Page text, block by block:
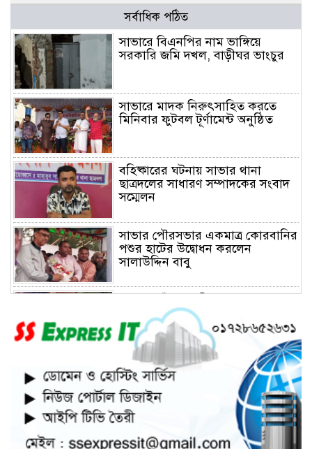
সর্বাধিক পঠিত
সাভারে বিএনপির নাম ভাঙ্গিয়ে
সরকারি জমি দখল, বাড়ীঘর ভাংচুর
সাভারে মাদক নিরুৎসাহিত করতে
মিনিবার ফুটবল টূর্ণামেন্ট অনুষ্ঠিত
বহিষ্কারের ঘটনায় সাভার থানা
ছাত্রদলের সাধারণ সম্পাদকের সংবাদ
সম্মেলন
সাভার পৌরসভার একমাত্র কোরবানির
পশুর হাটের উদ্বোধন করলেন
সালাউদ্দিন বাবু
প্রতিষ্ঠানে হামলা চালিয়ে তালা ঝুলিয়ে
দিয়েছে সন্ত্রাসীরা
সাভারে নারী উদ্যোক্তার খামার ভাংচুর,
৫ লাখ টাকার ক্ষয়ক্ষতি
উভয়পক্ষের সমঝোতায় ধর্মঘট
প্রত্যাহার করায় সাভারের মুরগীর